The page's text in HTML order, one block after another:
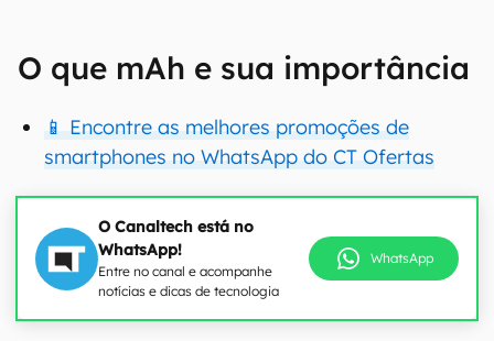
O que mAh e sua importância
📱 Encontre as melhores promoções de
smartphones no WhatsApp do CT Ofertas
O Canaltech está no
WhatsApp!
Entre no canal e acompanhe
notícias e dicas de tecnologia
WhatsApp